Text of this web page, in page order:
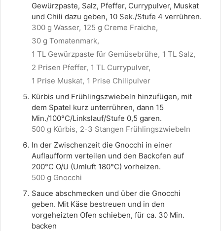
Gewürzpaste, Salz, Pfeffer, Currypulver, Muskat
und Chili dazu geben, 10 Sek./Stufe 4 verrühren.
300 g Wasser, 125 g Creme Fraiche,
30 g Tomatenmark,
1 TL Gewürzpaste für Gemüsebrühe, 1 TL Salz,
2 Prisen Pfeffer, 1 TL Currypulver,
1 Prise Muskat, 1 Prise Chilipulver
Kürbis und Frühlingszwiebeln hinzufügen, mit
dem Spatel kurz unterrühren, dann 15
Min./100°C/Linkslauf/Stufe 0,5 garen.
500 g Kürbis, 2-3 Stangen Frühlingszwiebeln
In der Zwischenzeit die Gnocchi in einer
Auflaufform verteilen und den Backofen auf
200°C O/U (Umluft 180°C) vorheizen.
500 g Gnocchi
Sauce abschmecken und über die Gnocchi
geben. Mit Käse bestreuen und in den
vorgeheizten Ofen schieben, für ca. 30 Min.
backen